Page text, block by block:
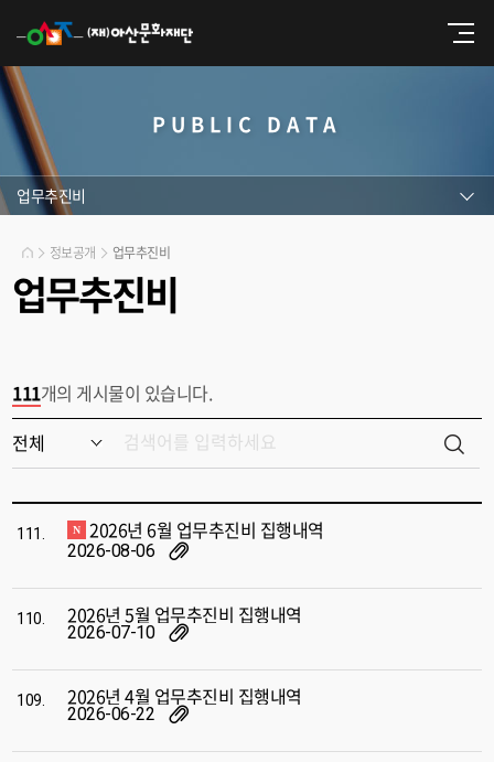
PUBLIC DATA
업무추진비
정보공개 업무추진비
업무추진비
111개의 게시물이 있습니다.
111. 2026년 6월 업무추진비 집행내역
2026-08-06
110. 2026년 5월 업무추진비 집행내역
2026-07-10
109. 2026년 4월 업무추진비 집행내역
2026-06-22